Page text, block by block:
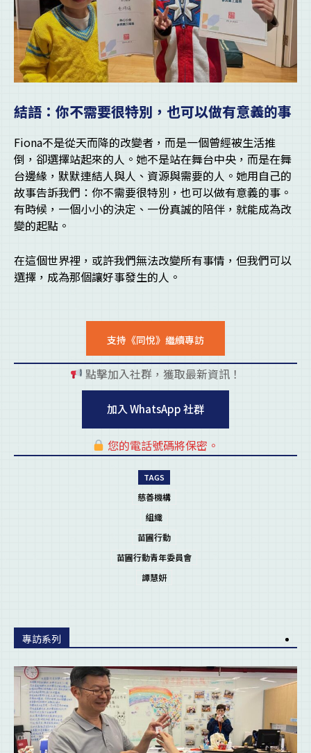
結語：你不需要很特別，也可以做有意義的事
Fiona不是從天而降的改變者，而是一個曾經被生活推
倒，卻選擇站起來的人。她不是站在舞台中央，而是在舞
台邊緣，默默連結人與人、資源與需要的人。她用自己的
故事告訴我們：你不需要很特別，也可以做有意義的事。
有時候，一個小小的決定、一份真誠的陪伴，就能成為改
變的起點。
在這個世界裡，或許我們無法改變所有事情，但我們可以
選擇，成為那個讓好事發生的人。
支持《同悅》繼續專訪
點擊加入社群，獲取最新資訊！
加入 WhatsApp 社群
您的電話號碼將保密。
TAGS
慈善機構
組織
苗圃行動
苗圃行動青年委員會
譚慧妍
專訪系列